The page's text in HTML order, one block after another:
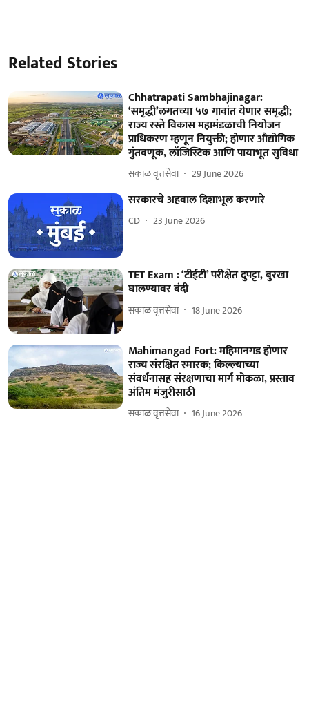
Related Stories
Chhatrapati Sambhajinagar:
‘समृद्धी’लगतच्या ५७ गावांत येणार समृद्धी;
राज्य रस्ते विकास महामंडळाची नियोजन
प्राधिकरण म्हणून नियुक्ती; होणार औद्योगिक
गुंतवणूक, लॉजिस्टिक आणि पायाभूत सुविधा
सकाळ वृत्तसेवा 29 June 2026
सरकारचे अहवाल दिशाभूल करणारे
CD 23 June 2026
TET Exam : ‘टीईटी’ परीक्षेत दुपट्टा, बुरखा
घालण्यावर बंदी
सकाळ वृत्तसेवा 18 June 2026
Mahimangad Fort: महिमानगड होणार
राज्य संरक्षित स्मारक; किल्ल्याच्या
संवर्धनासह संरक्षणाचा मार्ग मोकळा, प्रस्ताव
अंतिम मंजुरीसाठी
सकाळ वृत्तसेवा 16 June 2026